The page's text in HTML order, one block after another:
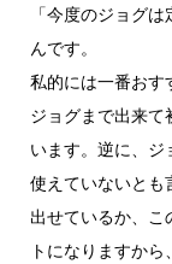
「今度のジョグ
んです。
私的には一番おす
ジョグまで出来
います。逆に、ジ
使えていないとも
出せているか、こ
トになりますか